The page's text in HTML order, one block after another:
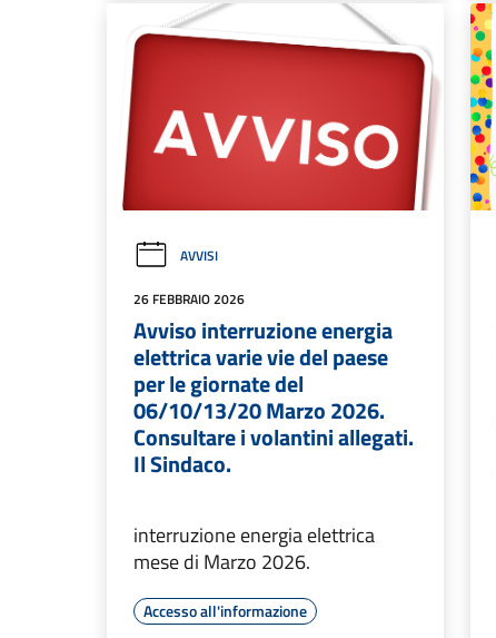
AVVISI
26 FEBBRAIO 2026
Avviso interruzione energia
elettrica varie vie del paese
per le giornate del
06/10/13/20 Marzo 2026.
Consultare i volantini allegati.
Il Sindaco.
interruzione energia elettrica
mese di Marzo 2026.
Accesso all'informazione